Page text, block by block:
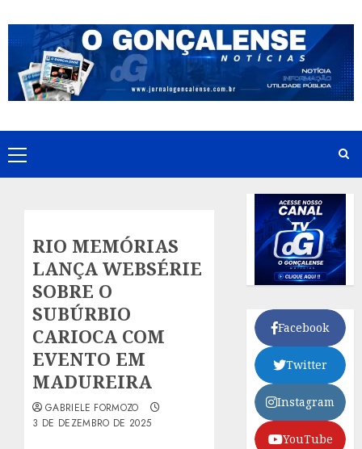
to
content
Primary
Menu
RIO MEMÓRIAS
LANÇA WEBSÉRIE
SOBRE O
SUBÚRBIO
CARIOCA COM
EVENTO EM
MADUREIRA
GABRIELE FORMOZO
3 DE DEZEMBRO DE 2025
Facebook
Twitter
Instagram
YouTube